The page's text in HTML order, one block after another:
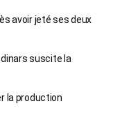
avoir jeté ses deux
dinars suscite la
la production